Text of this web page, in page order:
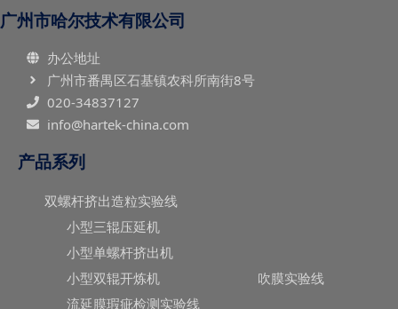
广州市哈尔技术有限公司
办公地址
广州市番禺区石基镇农科所南街8号
020-34837127
info@hartek-china.com
产品系列
双螺杆挤出造粒实验线
小型三辊压延机
小型单螺杆挤出机
小型双辊开炼机
吹膜实验线
流延膜瑕疵检测实验线